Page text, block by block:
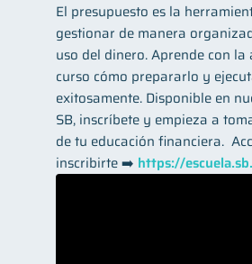
El presupuesto es la
gestionar de manera
uso del dinero. Aprende con la
curso cómo prepararlo y
exitosamente. Disponible en
SB, inscríbete y empieza a
de tu educación financiera.
inscribirte ➡️ https://